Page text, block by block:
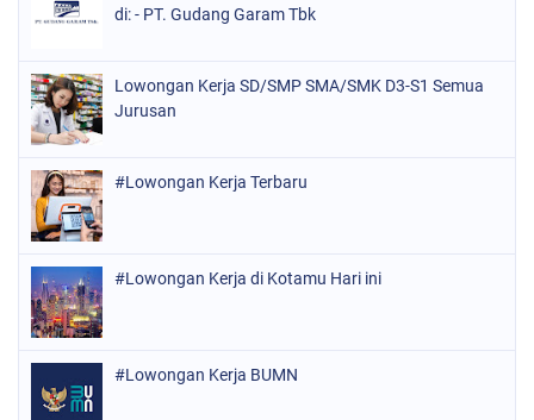
di: - PT. Gudang Garam Tbk
Lowongan Kerja SD/SMP SMA/SMK D3-S1 Semua
Jurusan
#Lowongan Kerja Terbaru
#Lowongan Kerja di Kotamu Hari ini
#Lowongan Kerja BUMN